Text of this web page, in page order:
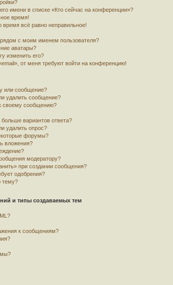
имени в списке «Кто сейчас на конференции»?
время!
время всё равно неправильное!
с моим именем пользователя?
аватары?
изменить его?
от меня требуют войти на конференцию!
или сообщение?
удалить сообщение?
своему сообщению?
вариантов ответа?
удалить опрос?
форумы?
вложения?
модератору?
при создании сообщения?
одобрения?
тему?
и типы создаваемых тем
к сообщениям?